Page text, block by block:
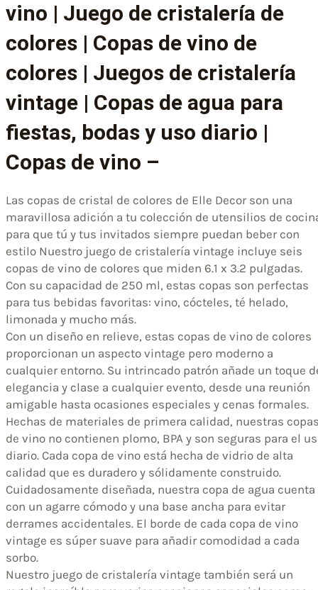
vino | Juego de cristalería de
colores | Copas de vino de
colores | Juegos de cristalería
vintage | Copas de agua para
fiestas, bodas y uso diario |
Copas de vino –
Las copas de cristal de colores de Elle Decor son una
maravillosa adición a tu colección de utensilios de
para que tú y tus invitados siempre puedan beber con
estilo Nuestro juego de cristalería vintage incluye seis
copas de vino de colores que miden 6.1 x 3.2 pulgadas.
Con su capacidad de 250 ml, estas copas son perfectas
para tus bebidas favoritas: vino, cócteles, té helado,
limonada y mucho más.
Con un diseño en relieve, estas copas de vino de colores
proporcionan un aspecto vintage pero moderno a
cualquier entorno. Su intrincado patrón añade un toque
elegancia y clase a cualquier evento, desde una reunión
amigable hasta ocasiones especiales y cenas formales.
Hechas de materiales de primera calidad, nuestras
de vino no contienen plomo, BPA y son seguras para el
diario. Cada copa de vino está hecha de vidrio de alta
calidad que es duradero y sólidamente construido.
Cuidadosamente diseñada, nuestra copa de agua cuenta
con un agarre cómodo y una base ancha para evitar
derrames accidentales. El borde de cada copa de vino
vintage es súper suave para añadir comodidad a cada
sorbo.
Nuestro juego de cristalería vintage también será un